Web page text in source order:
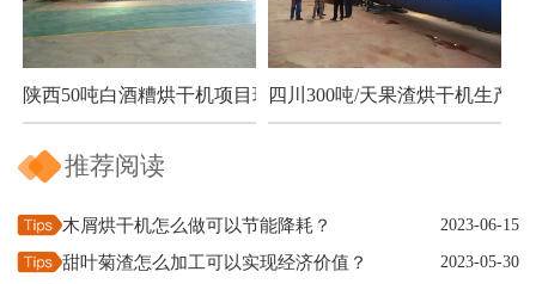
陕西50吨白酒糟烘干机项目现场四川300吨/天果渣烘干机生产现
推荐阅读
木屑烘干机怎么做可以节能降耗？ 2023-06-15
甜叶菊渣怎么加工可以实现经济价值？ 2023-05-30